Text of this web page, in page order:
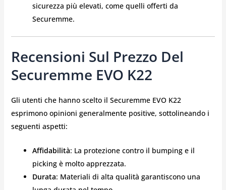
sicurezza più elevati, come quelli offerti da
Securemme.
Recensioni Sul Prezzo Del
Securemme EVO K22
Gli utenti che hanno scelto il Securemme EVO K22
esprimono opinioni generalmente positive, sottolineando i
seguenti aspetti:
Affidabilità: La protezione contro il bumping e il
picking è molto apprezzata.
Durata: Materiali di alta qualità garantiscono una